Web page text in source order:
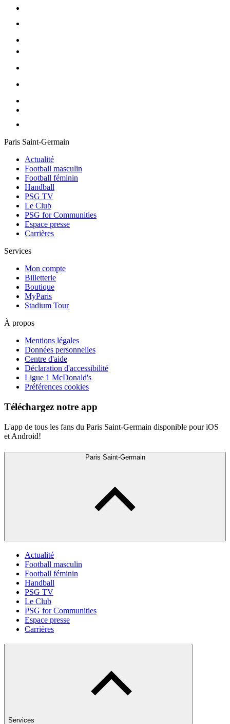
Paris Saint-Germain
Actualité
Football masculin
Football féminin
Handball
PSG TV
Le Club
PSG for Communities
Espace presse
Carrières
Services
Mon compte
Billetterie
Boutique
MyParis
Stadium Tour
À propos
Mentions légales
Données personnelles
Centre d'aide
Déclaration d'accessibilité
Ligue 1 McDonald's
Préférences cookies
Téléchargez notre app
L'app de tous les fans du Paris Saint-Germain disponible pour iOS
et Android!
Paris Saint-Germain
Actualité
Football masculin
Football féminin
Handball
PSG TV
Le Club
PSG for Communities
Espace presse
Carrières
Services